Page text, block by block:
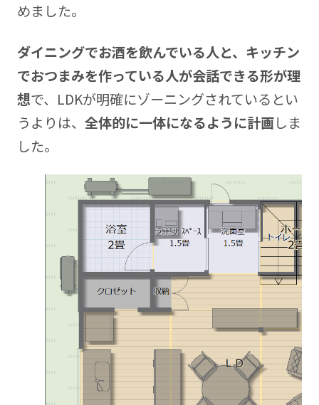
めました。
ダイニングでお酒を飲んでいる人と、キッチン
でおつまみを作っている人が会話できる形が理
想で、LDKが明確にゾーニングされているとい
うよりは、 全体的に一体になるように計画しま
した。